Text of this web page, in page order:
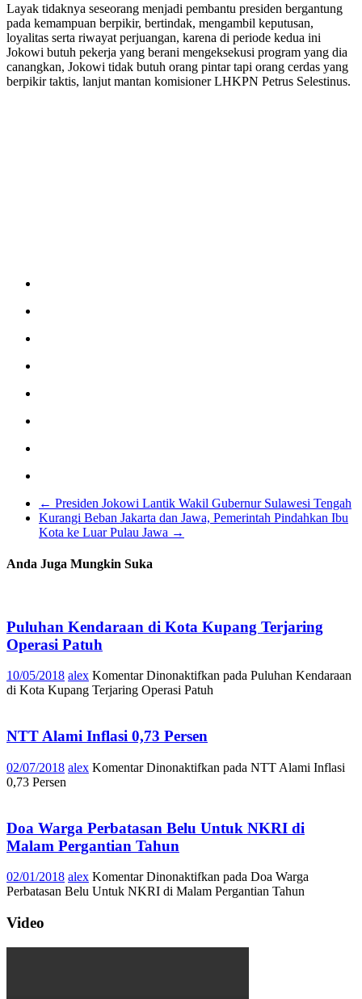
Layak tidaknya seseorang menjadi pembantu presiden bergantung
pada kemampuan berpikir, bertindak, mengambil keputusan,
loyalitas serta riwayat perjuangan, karena di periode kedua ini
Jokowi butuh pekerja yang berani mengeksekusi program yang dia
canangkan, Jokowi tidak butuh orang pintar tapi orang cerdas yang
berpikir taktis, lanjut mantan komisioner LHKPN Petrus Selestinus.
← Presiden Jokowi Lantik Wakil Gubernur Sulawesi Tengah
Kurangi Beban Jakarta dan Jawa, Pemerintah Pindahkan Ibu
Kota ke Luar Pulau Jawa →
Anda Juga Mungkin Suka
Puluhan Kendaraan di Kota Kupang Terjaring
Operasi Patuh
10/05/2018 alex Komentar Dinonaktifkan pada Puluhan Kendaraan
di Kota Kupang Terjaring Operasi Patuh
NTT Alami Inflasi 0,73 Persen
02/07/2018 alex Komentar Dinonaktifkan pada NTT Alami Inflasi
0,73 Persen
Doa Warga Perbatasan Belu Untuk NKRI di
Malam Pergantian Tahun
02/01/2018 alex Komentar Dinonaktifkan pada Doa Warga
Perbatasan Belu Untuk NKRI di Malam Pergantian Tahun
Video